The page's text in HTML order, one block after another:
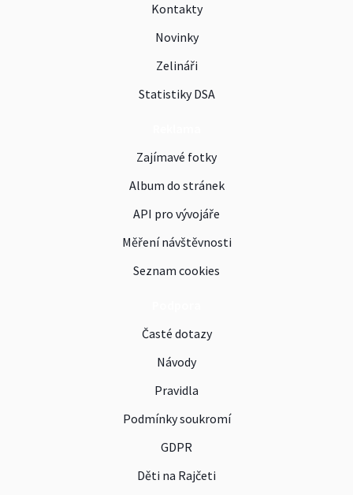
Kontakty
Novinky
Zelináři
Statistiky DSA
Zajímavé fotky
Album do stránek
API pro vývojáře
Měření návštěvnosti
Seznam cookies
Časté dotazy
Návody
Pravidla
Podmínky soukromí
GDPR
Děti na Rajčeti